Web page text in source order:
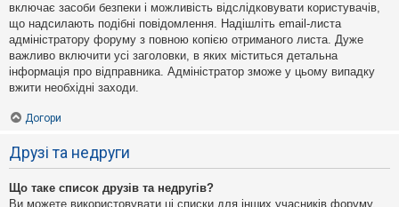
включає засоби безпеки і можливість відслідковувати користувачів,
що надсилають подібні повідомлення. Надішліть email-листа
адміністратору форуму з повною копією отриманого листа. Дуже
важливо включити усі заголовки, в яких міститься детальна
інформація про відправника. Адміністратор зможе у цьому випадку
вжити необхідні заходи.
Догори
Друзі та недруги
Що таке список друзів та недругів?
Ви можете використовувати ці списки для інших учасників форуму.